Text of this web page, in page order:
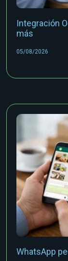
Integración
más
05/08/2026
WhatsApp